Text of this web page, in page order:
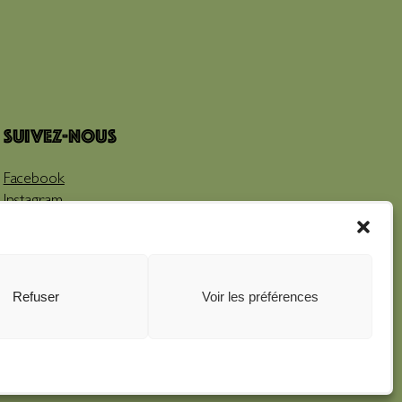
Refuser Voir les préférences
Suivez-nous
Facebook
Instagram